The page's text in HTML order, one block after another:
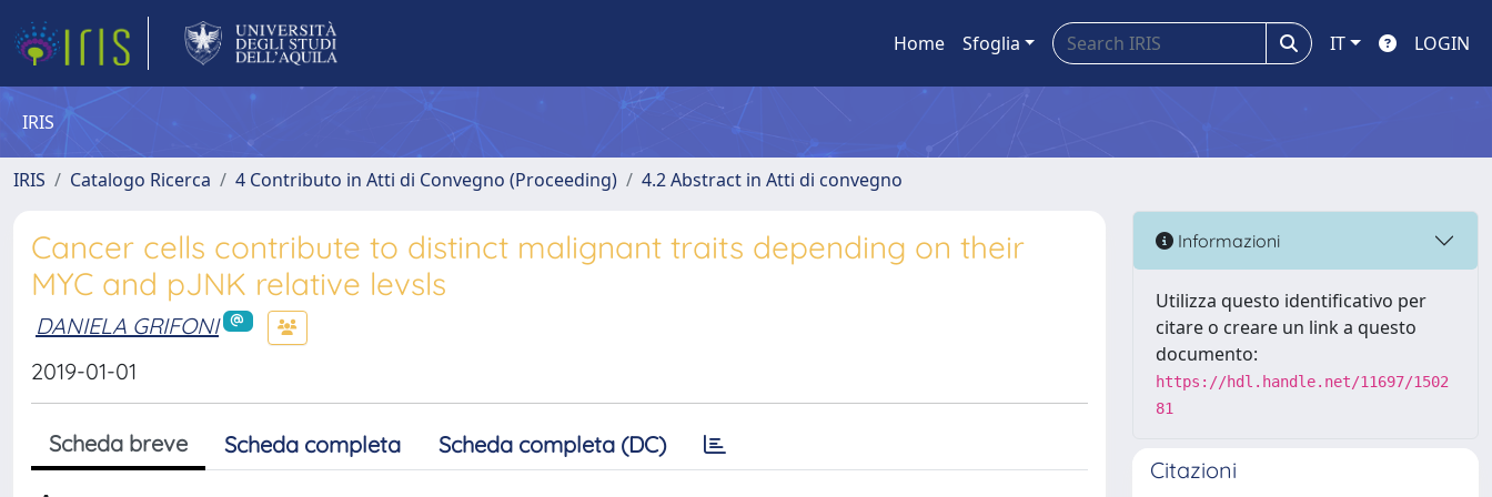
Home Sfoglia IT LOGIN
IRIS
IRIS Catalogo Ricerca 4 Contributo in Atti di Convegno (Proceeding) 4.2 Abstract in Atti di convegno
Cancer cells contribute to distinct malignant traits depending on their
MYC and pJNK relative levsls
DANIELA GRIFONI
2019-01-01
Scheda breve Scheda completa Scheda completa (DC)
Informazioni
Utilizza questo identificativo per
citare o creare un link a questo
documento:
https://hdl.handle.net/11697/1502
81
Citazioni